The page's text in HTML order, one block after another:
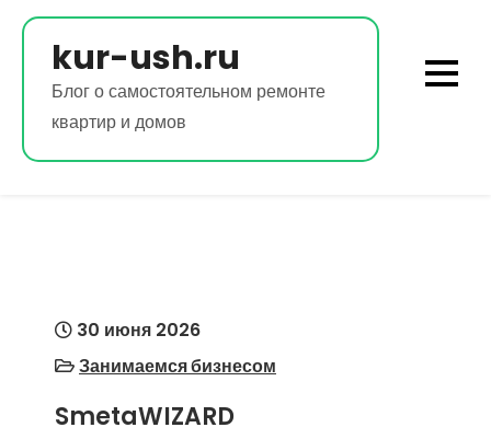
Перейти
содержимомуkur-ush.ru
Блог о самостоятельном ремонте
квартир и домов
30 июня 2026
Занимаемся бизнесом
SmetaWIZARD